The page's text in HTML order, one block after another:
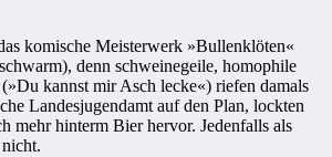
komische Meisterwerk »Bullenklöten«
denn schweinegeile, homophile
kannst mir Asch lecke«) riefen damals
Landesjugendamt auf den Plan, lockten
mehr hinterm Bier hervor. Jedenfalls als